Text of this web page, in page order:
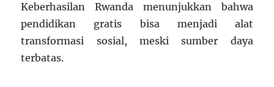
Keberhasilan Rwanda menunjukkan bahwa
pendidikan gratis bisa menjadi alat
transformasi sosial, meski sumber daya
terbatas.